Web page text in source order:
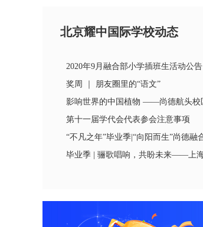
北京耀中国际学校动态
2020年9月融合部小学插班生活动公告
奖周 ｜ 朋友圈里的“语文”
第十一届学代会代表参会注意事项